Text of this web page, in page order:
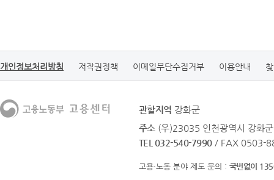
개인정보처리방침 저작권정책 이메일무단수집거부 이용안내
관할지역 강화군
주소 (우)23035 인천광역시 강화
TEL 032-540-7990 / FAX 0503-
고용·노동 분야 제도 문의 : 국번없이